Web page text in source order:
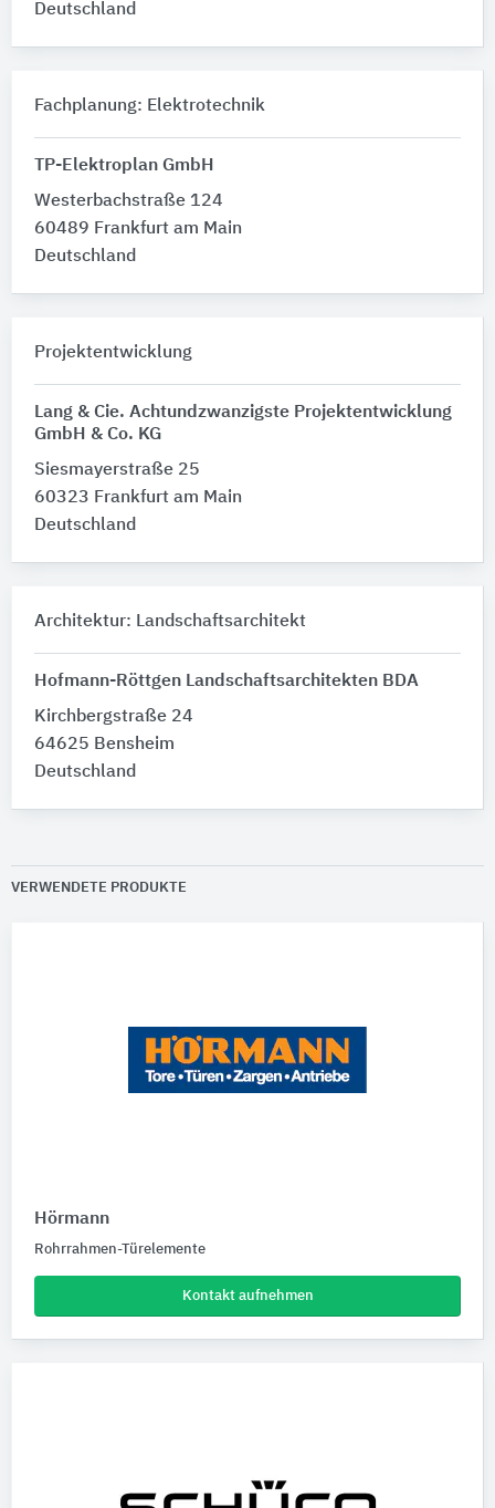
Deutschland
Fachplanung: Elektrotechnik
TP-Elektroplan GmbH
Westerbachstraße 124
60489 Frankfurt am Main
Deutschland
Projektentwicklung
Lang & Cie. Achtundzwanzigste Projektentwicklung
GmbH & Co. KG
Siesmayerstraße 25
60323 Frankfurt am Main
Deutschland
Architektur: Landschaftsarchitekt
Hofmann-Röttgen Landschaftsarchitekten BDA
Kirchbergstraße 24
64625 Bensheim
Deutschland
VERWENDETE PRODUKTE
Hörmann
Rohrrahmen-Türelemente
Kontakt aufnehmen